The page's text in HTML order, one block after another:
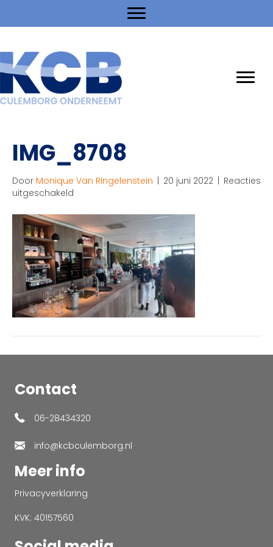
IMG_8708
Door Monique Van Ringelenstein | 20 juni 2022 | Reacties
uitgeschakeld
Contact
06-28434320
info@kcbculemborg.nl
Meer info
Privacyverklaring
KVK: 40157560